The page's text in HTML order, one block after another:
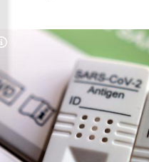
Untermenü
Untermenü
Untermenü
Untermenü
Copyright-Hinweis öffnen/